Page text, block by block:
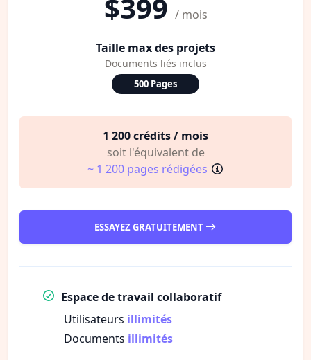
$399 / mois
Taille max des projets
Documents liés inclus
500 Pages
1 200 crédits / mois
soit l'équivalent de
~ 1 200 pages rédigées
ESSAYEZ GRATUITEMENT
Espace de travail collaboratif
Utilisateurs illimités
Documents illimités